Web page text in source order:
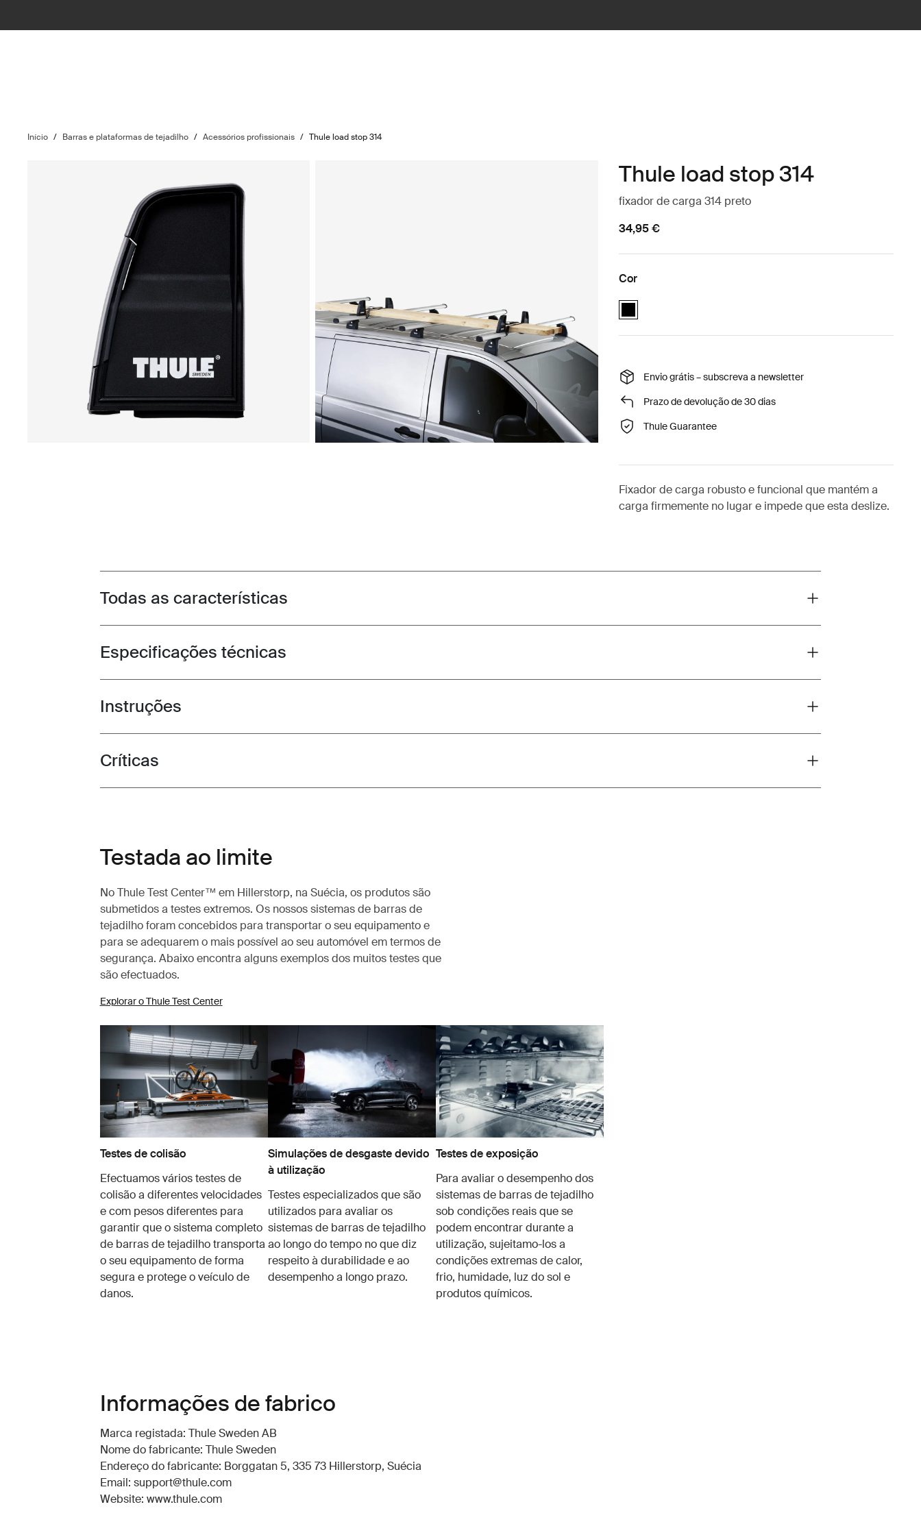
Início / Barras e plataformas de tejadilho / Acessórios profissionais / Thule load stop 314
Thule load stop 314
fixador de carga 314 preto
34,95 €
Cor
Thule load stop 314 Preto (selected)
Envio grátis – subscreva a newsletter
Prazo de devolução de 30 dias
Thule Guarantee
Fixador de carga robusto e funcional que mantém a
carga firmemente no lugar e impede que esta deslize.
Toggle features
Todas as características
Toggle techspec
Especificações técnicas
Toggle guides and instructions
Instruções
Toggle overview
Críticas
Testada ao limite
No Thule Test Center™ em Hillerstorp, na Suécia, os produtos são
submetidos a testes extremos. Os nossos sistemas de barras de
tejadilho foram concebidos para transportar o seu equipamento e
para se adequarem o mais possível ao seu automóvel em termos de
segurança. Abaixo encontra alguns exemplos dos muitos testes que
são efectuados.
Explorar o Thule Test Center
Testes de colisão
Efectuamos vários testes de
colisão a diferentes velocidades
e com pesos diferentes para
garantir que o sistema completo
de barras de tejadilho transporta
o seu equipamento de forma
segura e protege o veículo de
danos.
Simulações de desgaste devido
à utilização
Testes especializados que são
utilizados para avaliar os
sistemas de barras de tejadilho
ao longo do tempo no que diz
respeito à durabilidade e ao
desempenho a longo prazo.
Testes de exposição
Para avaliar o desempenho dos
sistemas de barras de tejadilho
sob condições reais que se
podem encontrar durante a
utilização, sujeitamo-los a
condições extremas de calor,
frio, humidade, luz do sol e
produtos químicos.
Informações de fabrico
Marca registada: Thule Sweden AB
Nome do fabricante: Thule Sweden
Endereço do fabricante: Borggatan 5, 335 73 Hillerstorp, Suécia
Email: support@thule.com
Website: www.thule.com